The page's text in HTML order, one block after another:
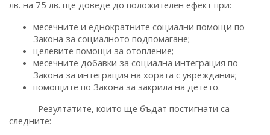
лв. на 75 лв. ще доведе до положителен ефект при:
месечните и еднократните социални помощи по
Закона за социалното подпомагане;
целевите помощи за отопление;
месечните добавки за социална интеграция по
Закона за интеграция на хората с увреждания;
помощите по Закона за закрила на детето.
Резултатите, които ще бъдат постигнати са
следните: